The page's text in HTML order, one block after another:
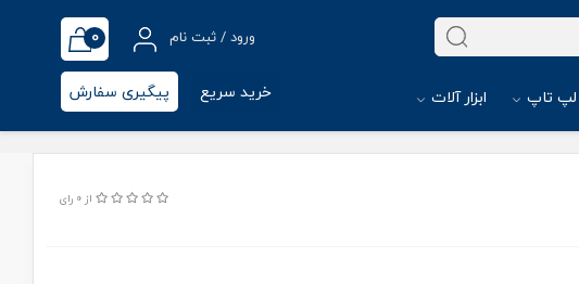
ورود / ثبت نام 0
لپ تاپ ابزار آلات خرید سریع پیگیری سفارش
از 0 رای